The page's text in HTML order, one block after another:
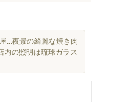
...夜景の綺麗な焼き肉
の照明は琉球ガラス